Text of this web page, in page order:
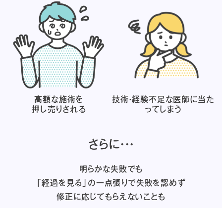
高額な施術を
押し売りされる
技術・経験不足な医師に当た
ってしまう
さらに・・・
明らかな失敗でも
「経過を見る」の一点張りで失敗を認めず
修正に応じてもらえないことも